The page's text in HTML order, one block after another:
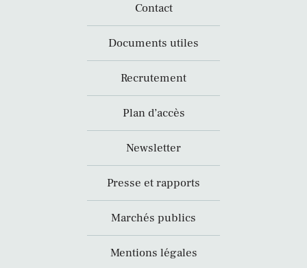
Contact
Documents utiles
Recrutement
Plan d’accès
Newsletter
Presse et rapports
Marchés publics
Mentions légales